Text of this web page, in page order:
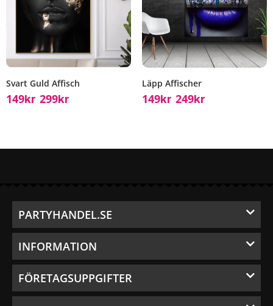
Svart Guld Affisch
149Kr 299Kr
Läpp Affischer
149Kr 249Kr
PARTYHANDEL.SE
INFORMATION
FÖRETAGSUPPGIFTER